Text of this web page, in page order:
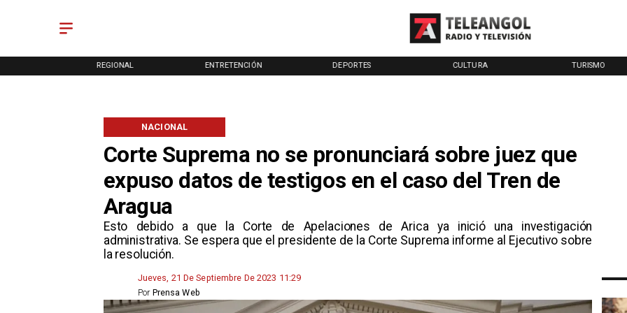
REGIONAL ENTRETENCIÓN DEPORTES CULTURA TURISMO
Corte Suprema no se pronunciará sobre juez que
expuso datos de testigos en el caso del Tren de
Aragua
Esto debido a que la Corte de Apelaciones de Arica ya inició una investigación
administrativa. Se espera que el presidente de la Corte Suprema informe al Ejecutivo sobre
la resolución.
NACIONAL
Jueves, 21 De Septiembre De 2023 11:29
Prensa Web
Por